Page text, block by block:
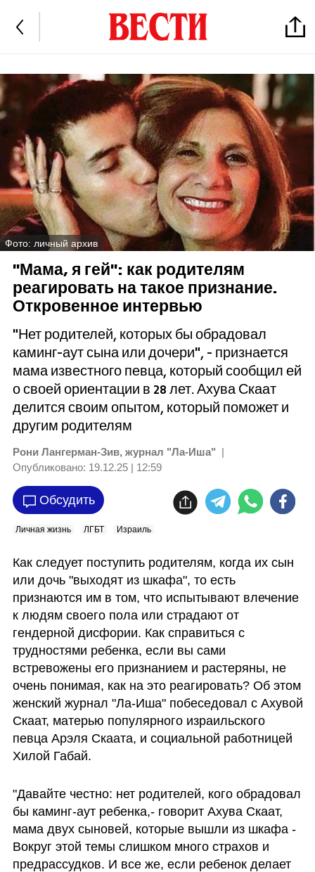
Фото: личный архив
"Мама, я гей": как родителям
реагировать на такое признание.
Откровенное интервью
"Нет родителей, которых бы обрадовал
каминг-аут сына или дочери", - признается
мама известного певца, который сообщил ей
о своей ориентации в 28 лет. Ахува Скаат
делится своим опытом, который поможет и
другим родителям
Рони Лангерман-Зив, журнал "Ла-Иша" |
Опубликовано: 19.12.25 | 12:59
Обсудить
Личная жизнь ЛГБТ Израиль
Как следует поступить родителям, когда их сын
или дочь "выходят из шкафа", то есть
признаются им в том, что испытывают влечение
к людям своего пола или страдают от
гендерной дисфории. Как справиться с
трудностями ребенка, если вы сами
встревожены его признанием и растеряны, не
очень понимая, как на это реагировать? Об этом
женский журнал "Ла-Иша" побеседовал с Ахувой
Скаат, матерью популярного израильского
певца Арэля Скаата, и социальной работницей
Хилой Габай.
"Давайте честно: нет родителей, кого обрадовал
бы каминг-аут ребенка,- говорит Ахува Скаат,
мама двух сыновей, которые вышли из шкафа -
Вокруг этой темы слишком много страхов и
предрассудков. И все же, если ребенок делает